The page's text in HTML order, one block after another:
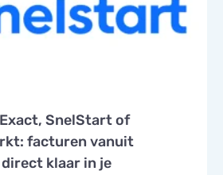
SnelStart of
facturen vanuit
klaar in je